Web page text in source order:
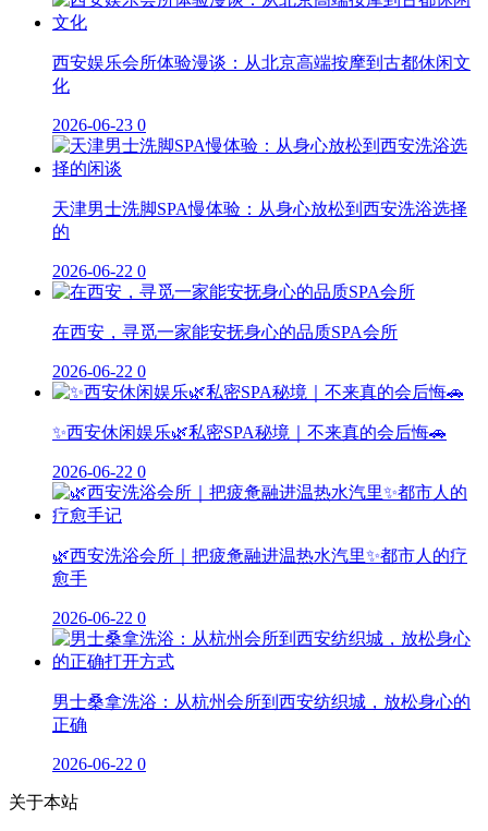
西安娱乐会所体验漫谈：从北京高端按摩到古都休闲文
化
2026-06-23 0
天津男士洗脚SPA慢体验：从身心放松到西安洗浴选择
的
2026-06-22 0
在西安，寻觅一家能安抚身心的品质SPA会所
2026-06-22 0
✨西安休闲娱乐🌿私密SPA秘境｜不来真的会后悔🚗
2026-06-22 0
🌿西安洗浴会所｜把疲惫融进温热水汽里✨都市人的疗
愈手
2026-06-22 0
男士桑拿洗浴：从杭州会所到西安纺织城，放松身心的
正确
2026-06-22 0
关于本站